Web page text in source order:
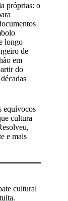
próprias: o
longo
de
em
do
equívocos
cultura
e mais
cultural